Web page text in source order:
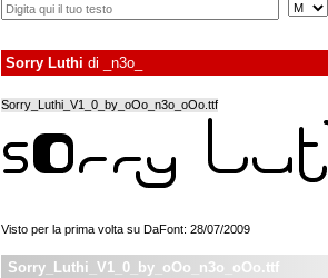
Sorry Luthi di _n3o_
Sorry_Luthi_V1_0_by_oOo_n3o_oOo.ttf
Visto per la prima volta su DaFont: 28/07/2009
Sorry_Luthi_V1_0_by_oOo_n3o_oOo.ttf